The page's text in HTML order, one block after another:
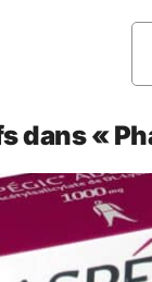
dans «